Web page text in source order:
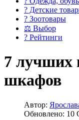
? Детские
? Зоотовары
⚖ Выбор
? Рейтинги
7 лучших
шкафов
Автор:
Обновлено: 10